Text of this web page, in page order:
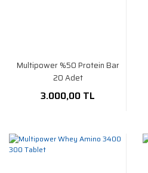
Multipower %50 Protein Bar
20 Adet
3.000,00 TL